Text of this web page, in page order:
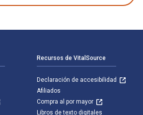
Recursos de VitalSource
Declaración de accesibilidad
Afiliados
Compra al por mayor
Libros de texto digitales